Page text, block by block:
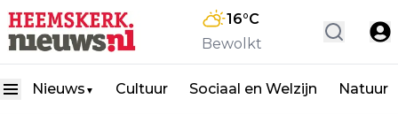
16°C
Bewolkt
Nieuws ▼ Cultuur Sociaal en Welzijn Natuur